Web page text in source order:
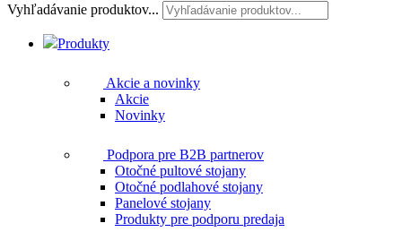
Vyhľadávanie produktov...
Produkty
Akcie a novinky
Akcie
Novinky
Podpora pre B2B partnerov
Otočné pultové stojany
Otočné podlahové stojany
Panelové stojany
Produkty pre podporu predaja